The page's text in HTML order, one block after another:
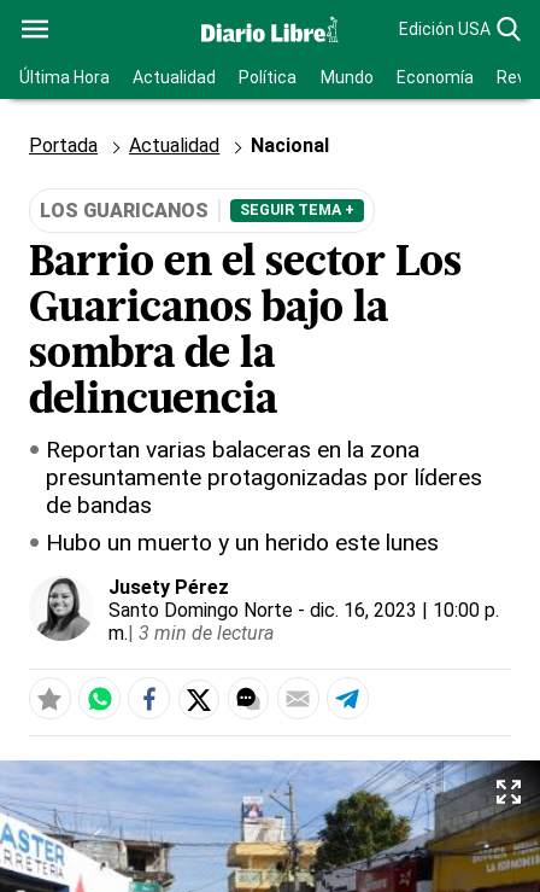
Edición USA
Última Hora Actualidad Política Mundo Economía
Portada Actualidad Nacional
LOS GUARICANOS SEGUIR TEMA +
Barrio en el sector Los
Guaricanos bajo la
sombra de la
delincuencia
Reportan varias balaceras en la zona
presuntamente protagonizadas por líderes
de bandas
Hubo un muerto y un herido este lunes
Jusety Pérez
Santo Domingo Norte - dic. 16, 2023 | 10:00 p.
m.| 3 min de lectura